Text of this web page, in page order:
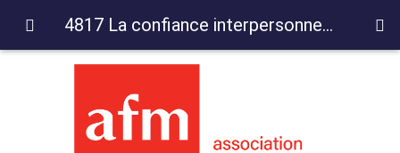
4817 La confiance interpersonnelle entre client-fournisseur en milieu industriel : création d'une échelle de mesure